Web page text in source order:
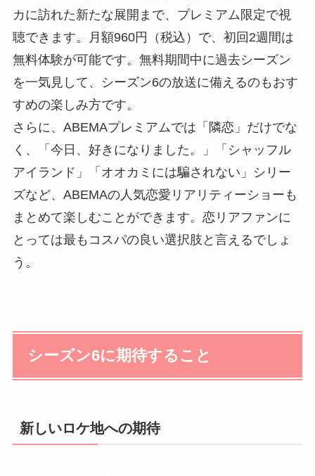
カに訪れた新たな展開まで、プレミアム限定で視
聴できます。月額960円（税込）で、初回2週間は
無料体験が可能です。無料期間中に過去シーズン
を一気見して、シーズン6の放送に備えるのもおす
すめの楽しみ方です。
さらに、ABEMAプレミアムでは「隣恋」だけでな
く、「今日、好きになりました。」「シャッフル
アイランド」「オオカミには騙されない」シリー
ズなど、ABEMAの人気恋愛リアリティーショーも
まとめて楽しむことができます。恋リアファンに
とっては最もコスパの良い選択肢と言えるでしょ
う。
シーズン6に期待すること
新しいロケ地への期待